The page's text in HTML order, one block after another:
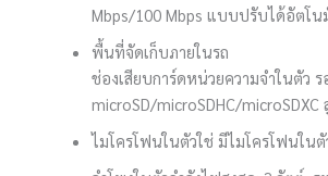
Mbps/100 Mbps แบบปรับได้อัตโ
พื้นที่จัดเก็บภายในรถ
ช่องเสียบการ์ดหน่วยความจำในตัว ร
microSD/microSDHC/microSDXC
ไมโครโฟนในตัวใช่ มีไมโครโฟนในตั